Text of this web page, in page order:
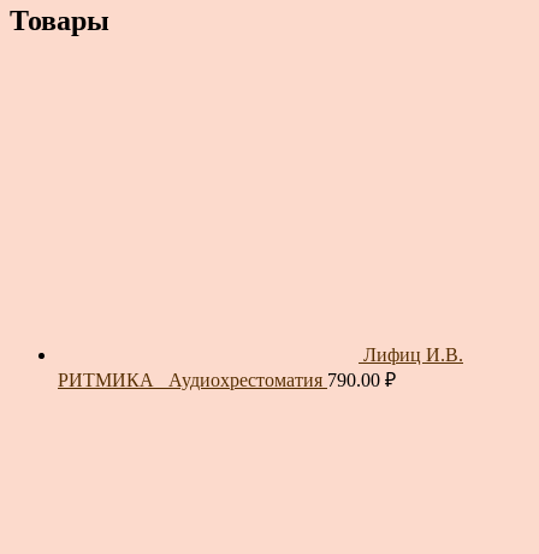
Товары
Лифиц И.В.
РИТМИКА_ Аудиохрестоматия 790.00 ₽